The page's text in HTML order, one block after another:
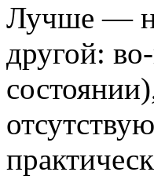
Лучше —
другой: